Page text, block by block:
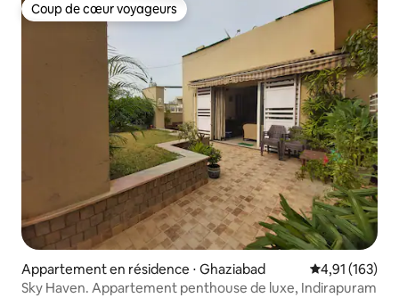
Coup de cœur voyageurs
Coup de cœur voyageurs
Appartement en résidence ⋅ Ghaziabad Évaluation
4,91 (163)
Sky Haven. Appartement penthouse de luxe, Indirapuram